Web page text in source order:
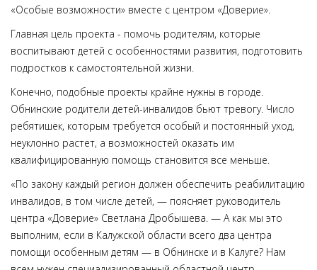
«Особые возможности» вместе с центром «Доверие».
Главная цель проекта - помочь родителям, которые
воспитывают детей с особенностями развития, подготовить
подростков к самостоятельной жизни.
Конечно, подобные проекты крайне нужны в городе.
Обнинские родители детей-инвалидов бьют тревогу. Число
ребятишек, которым требуется особый и постоянный уход,
неуклонно растет, а возможностей оказать им
квалифицированную помощь становится все меньше.
«По закону каждый регион должен обеспечить реабилитацию
инвалидов, в том числе детей, — поясняет руководитель
центра «Доверие» Светлана Дробышева. — А как мы это
выполним, если в Калужской области всего два центра
помощи особенным детям — в Обнинске и в Калуге? Нам